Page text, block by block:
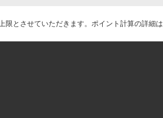
限とさせていただきます。ポイント計算の詳細は